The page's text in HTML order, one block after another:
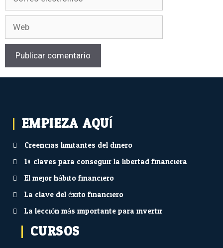
EMPIEZA AQUÍ...
Creencias limitantes del dinero
10 claves para conseguir la libertad financiera
El mejor hábito financiero
La clave del éxito financiero
La lección más importante para invertir
CURSOS